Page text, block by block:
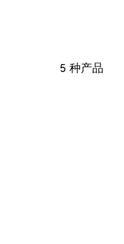
5 种产品